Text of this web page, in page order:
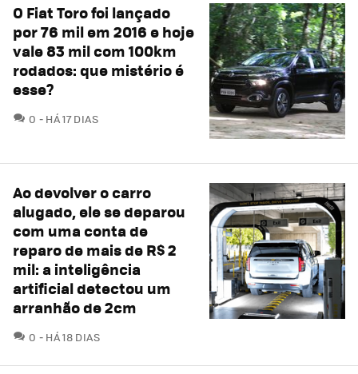
O Fiat Toro foi lançado
por 76 mil em 2016 e hoje
vale 83 mil com 100km
rodados: que mistério é
esse?
0 COMENTÁRIOS
HÁ 17 DIAS
Ao devolver o carro
alugado, ele se deparou
com uma conta de
reparo de mais de R$ 2
mil: a inteligência
artificial detectou um
arranhão de 2cm
0 COMENTÁRIOS
HÁ 18 DIAS